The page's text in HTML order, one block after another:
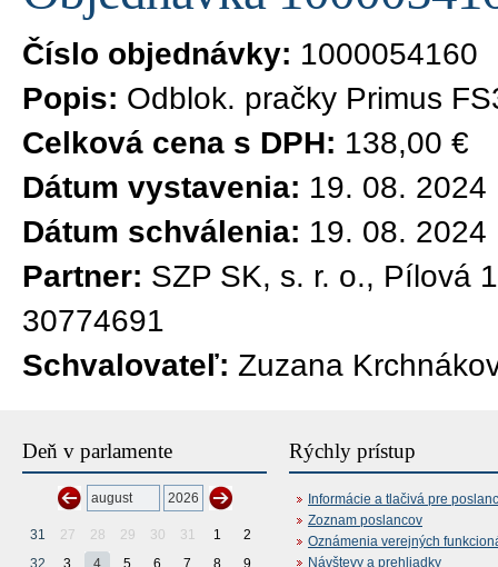
Číslo objednávky: 1000054160
Popis: Odblok. pračky Primus
Celková cena s DPH: 138,00 €
Dátum vystavenia: 19. 08. 2024
Dátum schválenia: 19. 08. 2024
Partner: SZP SK, s. r. o., Pílová
30774691
Schvalovateľ: Zuzana
Deň v parlamente
31 27 28 29 30 31 1
2
32
3 4 5 6 7 8
9
Rýchly prístup
Informácie a tlačivá pre
Zoznam poslancov
Oznámenia verejných
Návštevy a prehliadky